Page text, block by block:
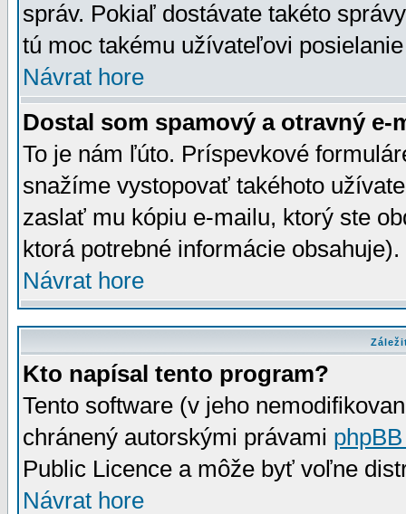
správ. Pokiaľ dostávate takéto
tú moc takému užívateľovi
Návrat hore
Dostal som spamový a otravný e-
To je nám ľúto. Príspevkové
snažíme vystopovať takéhoto
zaslať mu kópiu e-mailu, ktorý ste
ktorá potrebné informácie
Návrat hore
Kto napísal tento program?
Tento software (v jeho
chránený autorskými právami
Public Licence a môže byť voľne
Návrat hore